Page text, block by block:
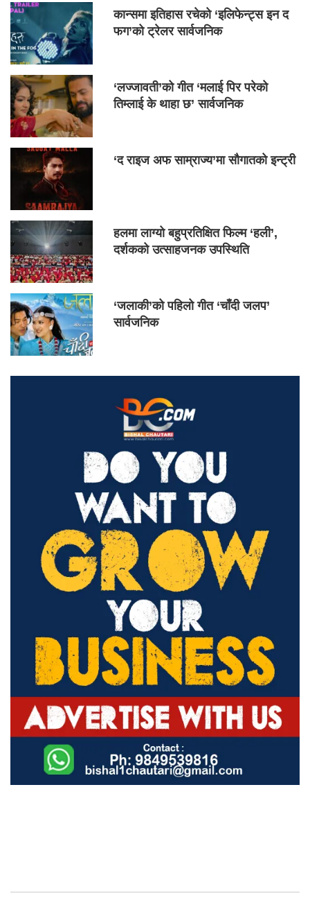
कान्समा इतिहास रचेको ‘इलिफेन्ट्स इन द
फग’को ट्रेलर सार्वजनिक
‘लज्जावती’को गीत ‘मलाई पिर परेको
तिम्लाई के थाहा छ’ सार्वजनिक
‘द राइज अफ साम्राज्य’मा सौगातको इन्ट्री
हलमा लाग्यो बहुप्रतिक्षित फिल्म ‘हली’,
दर्शकको उत्साहजनक उपस्थिति
‘जलाकी’को पहिलो गीत ‘चाँदी जलप’
सार्वजनिक